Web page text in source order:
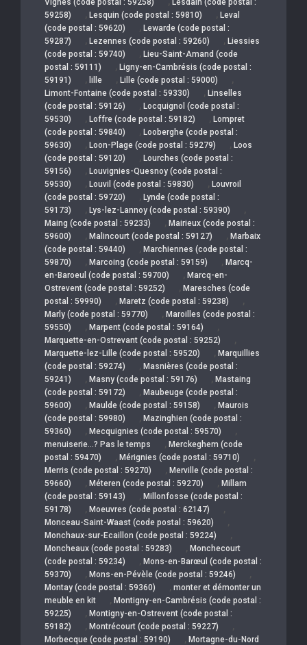
59258)
, Lesquin (code postal : 59810) , Leval
(code postal : 59620)
, Lewarde (code postal :
59287)
, Lezennes (code postal : 59260) , Liessies
(code postal : 59740)
, Lieu-Saint-Amand (code
postal : 59111)
, Ligny-en-Cambrésis (code postal :
59191)
, lille , Lille (code postal : 59000) ,
Limont-Fontaine (code postal : 59330) , Linselles
(code postal : 59126)
, Locquignol (code postal :
59530)
, Loffre (code postal : 59182) , Lompret
(code postal : 59840)
, Looberghe (code postal :
59630)
, Loon-Plage (code postal : 59279) , Loos
(code postal : 59120)
, Lourches (code postal :
59156)
, Louvignies-Quesnoy (code postal :
59530)
, Louvil (code postal : 59830) , Louvroil
(code postal : 59720)
, Lynde (code postal :
59173)
, Lys-lez-Lannoy (code postal : 59390) ,
Maing (code postal : 59233) , Mairieux (code postal :
59600)
, Malincourt (code postal : 59127) , Marbaix
(code postal : 59440)
, Marchiennes (code postal :
59870)
, Marcoing (code postal : 59159) , Marcq-
en-Baroeul (code postal : 59700)
, Marcq-en-
Ostrevent (code postal : 59252)
, Maresches (code
postal : 59990)
, Maretz (code postal : 59238) ,
Marly (code postal : 59770) , Maroilles (code postal :
59550)
, Marpent (code postal : 59164) ,
Marquette-en-Ostrevant (code postal : 59252) ,
Marquette-lez-Lille (code postal : 59520) , Marquillies
(code postal : 59274)
, Masnières (code postal :
59241)
, Masny (code postal : 59176) , Mastaing
(code postal : 59172)
, Maubeuge (code postal :
59600)
, Maulde (code postal : 59158) , Maurois
(code postal : 59980)
, Mazinghien (code postal :
59360)
, Mecquignies (code postal : 59570) ,
menuiserie…? Pas le temps , Merckeghem (code
postal : 59470)
, Mérignies (code postal : 59710) ,
Merris (code postal : 59270) , Merville (code postal :
59660)
, Méteren (code postal : 59270) , Millam
(code postal : 59143)
, Millonfosse (code postal :
59178)
, Moeuvres (code postal : 62147) ,
Monceau-Saint-Waast (code postal : 59620) ,
Monchaux-sur-Ecaillon (code postal : 59224) ,
Moncheaux (code postal : 59283) , Monchecourt
(code postal : 59234)
, Mons-en-Barœul (code postal :
59370)
, Mons-en-Pévèle (code postal : 59246) ,
Montay (code postal : 59360) , monter et démonter un
meuble en kit
, Montigny-en-Cambrésis (code postal :
59225)
, Montigny-en-Ostrevent (code postal :
59182)
, Montrécourt (code postal : 59227) ,
Morbecque (code postal : 59190) , Mortagne-du-Nord